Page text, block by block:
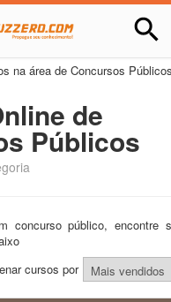
na área de Concursos Públicos
de
Públicos
concurso público, encontre
cursos por